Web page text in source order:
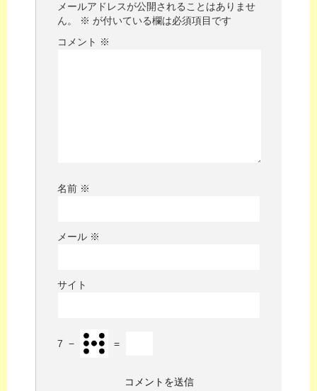
メールアドレスが公開されることはありませ
ん。
※ が付いている欄は必須項目です
コメント ※
名前 ※
メール ※
サイト
7 − =